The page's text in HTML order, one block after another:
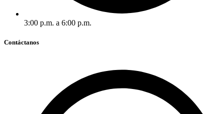
3:00 p.m. a 6:00 p.m.
Contáctanos